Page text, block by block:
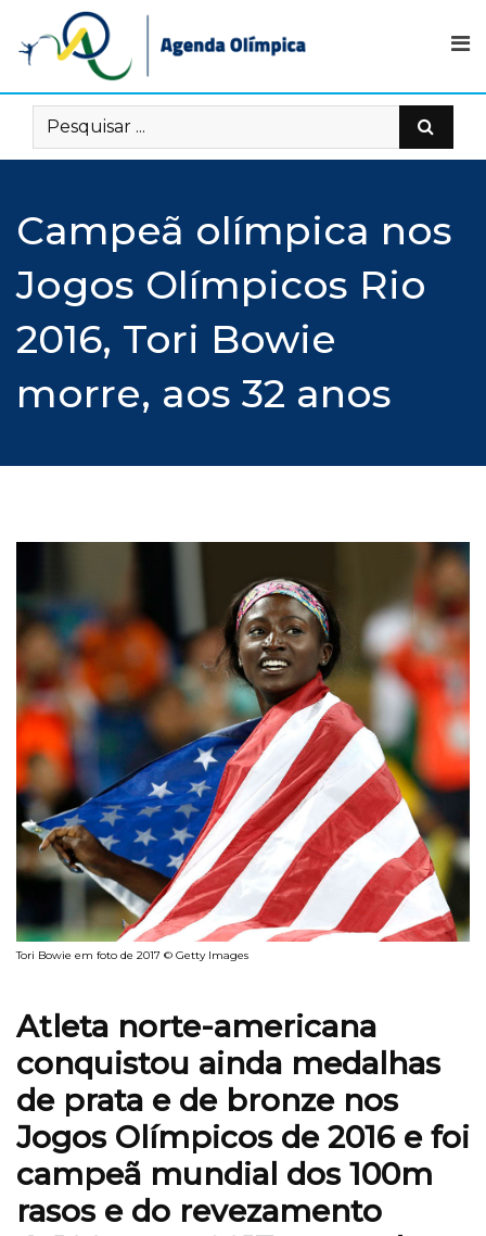
content
Campeã olímpica nos
Jogos Olímpicos Rio
2016, Tori Bowie
morre, aos 32 anos
Tori Bowie em foto de 2017 © Getty Images
Atleta norte-americana
conquistou ainda medalhas
de prata e de bronze nos
Jogos Olímpicos de 2016 e foi
campeã mundial dos 100m
rasos e do revezamento